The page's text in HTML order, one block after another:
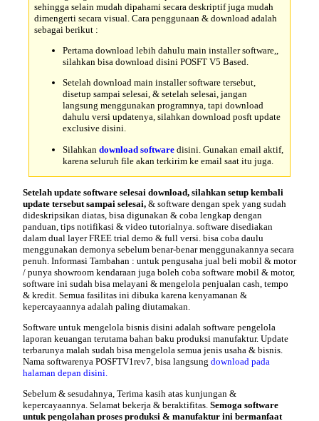
sehingga selain mudah dipahami secara deskriptif juga mudah
dimengerti secara visual. Cara penggunaan & download adalah
sebagai berikut :
Pertama download lebih dahulu main installer software,,
silahkan bisa download disini POSFT V5 Based.
Setelah download main installer software tersebut,
disetup sampai selesai, & setelah selesai, jangan
langsung menggunakan programnya, tapi download
dahulu versi updatenya, silahkan download posft update
exclusive disini.
Silahkandownload softwaredisini. Gunakan email aktif,
karena seluruh file akan terkirim ke email saat itu juga.
Setelah update software selesai download, silahkan setup kembali
update tersebut sampai selesai, & software dengan spek yang sudah
dideskripsikan diatas, bisa digunakan & coba lengkap dengan
panduan, tips notifikasi & video tutorialnya. software disediakan
dalam dual layer FREE trial demo & full versi. bisa coba daulu
menggunakan demonya sebelum benar-benar menggunakannya secara
penuh. Informasi Tambahan : untuk pengusaha jual beli mobil & motor
/ punya showroom kendaraan juga boleh coba software mobil & motor,
software ini sudah bisa melayani & mengelola penjualan cash, tempo
& kredit. Semua fasilitas ini dibuka karena kenyamanan &
kepercayaannya adalah paling diutamakan.
Software untuk mengelola bisnis disini adalah software pengelola
laporan keuangan terutama bahan baku produksi manufaktur. Update
terbarunya malah sudah bisa mengelola semua jenis usaha & bisnis.
Nama softwarenya POSFTV1rev7, bisa langsung download pada
halaman depan disini.
Sebelum & sesudahnya, Terima kasih atas kunjungan &
kepercayaannya. Selamat bekerja & beraktifitas. Semoga software
untuk pengolahan proses produksi & manufaktur ini bermanfaat